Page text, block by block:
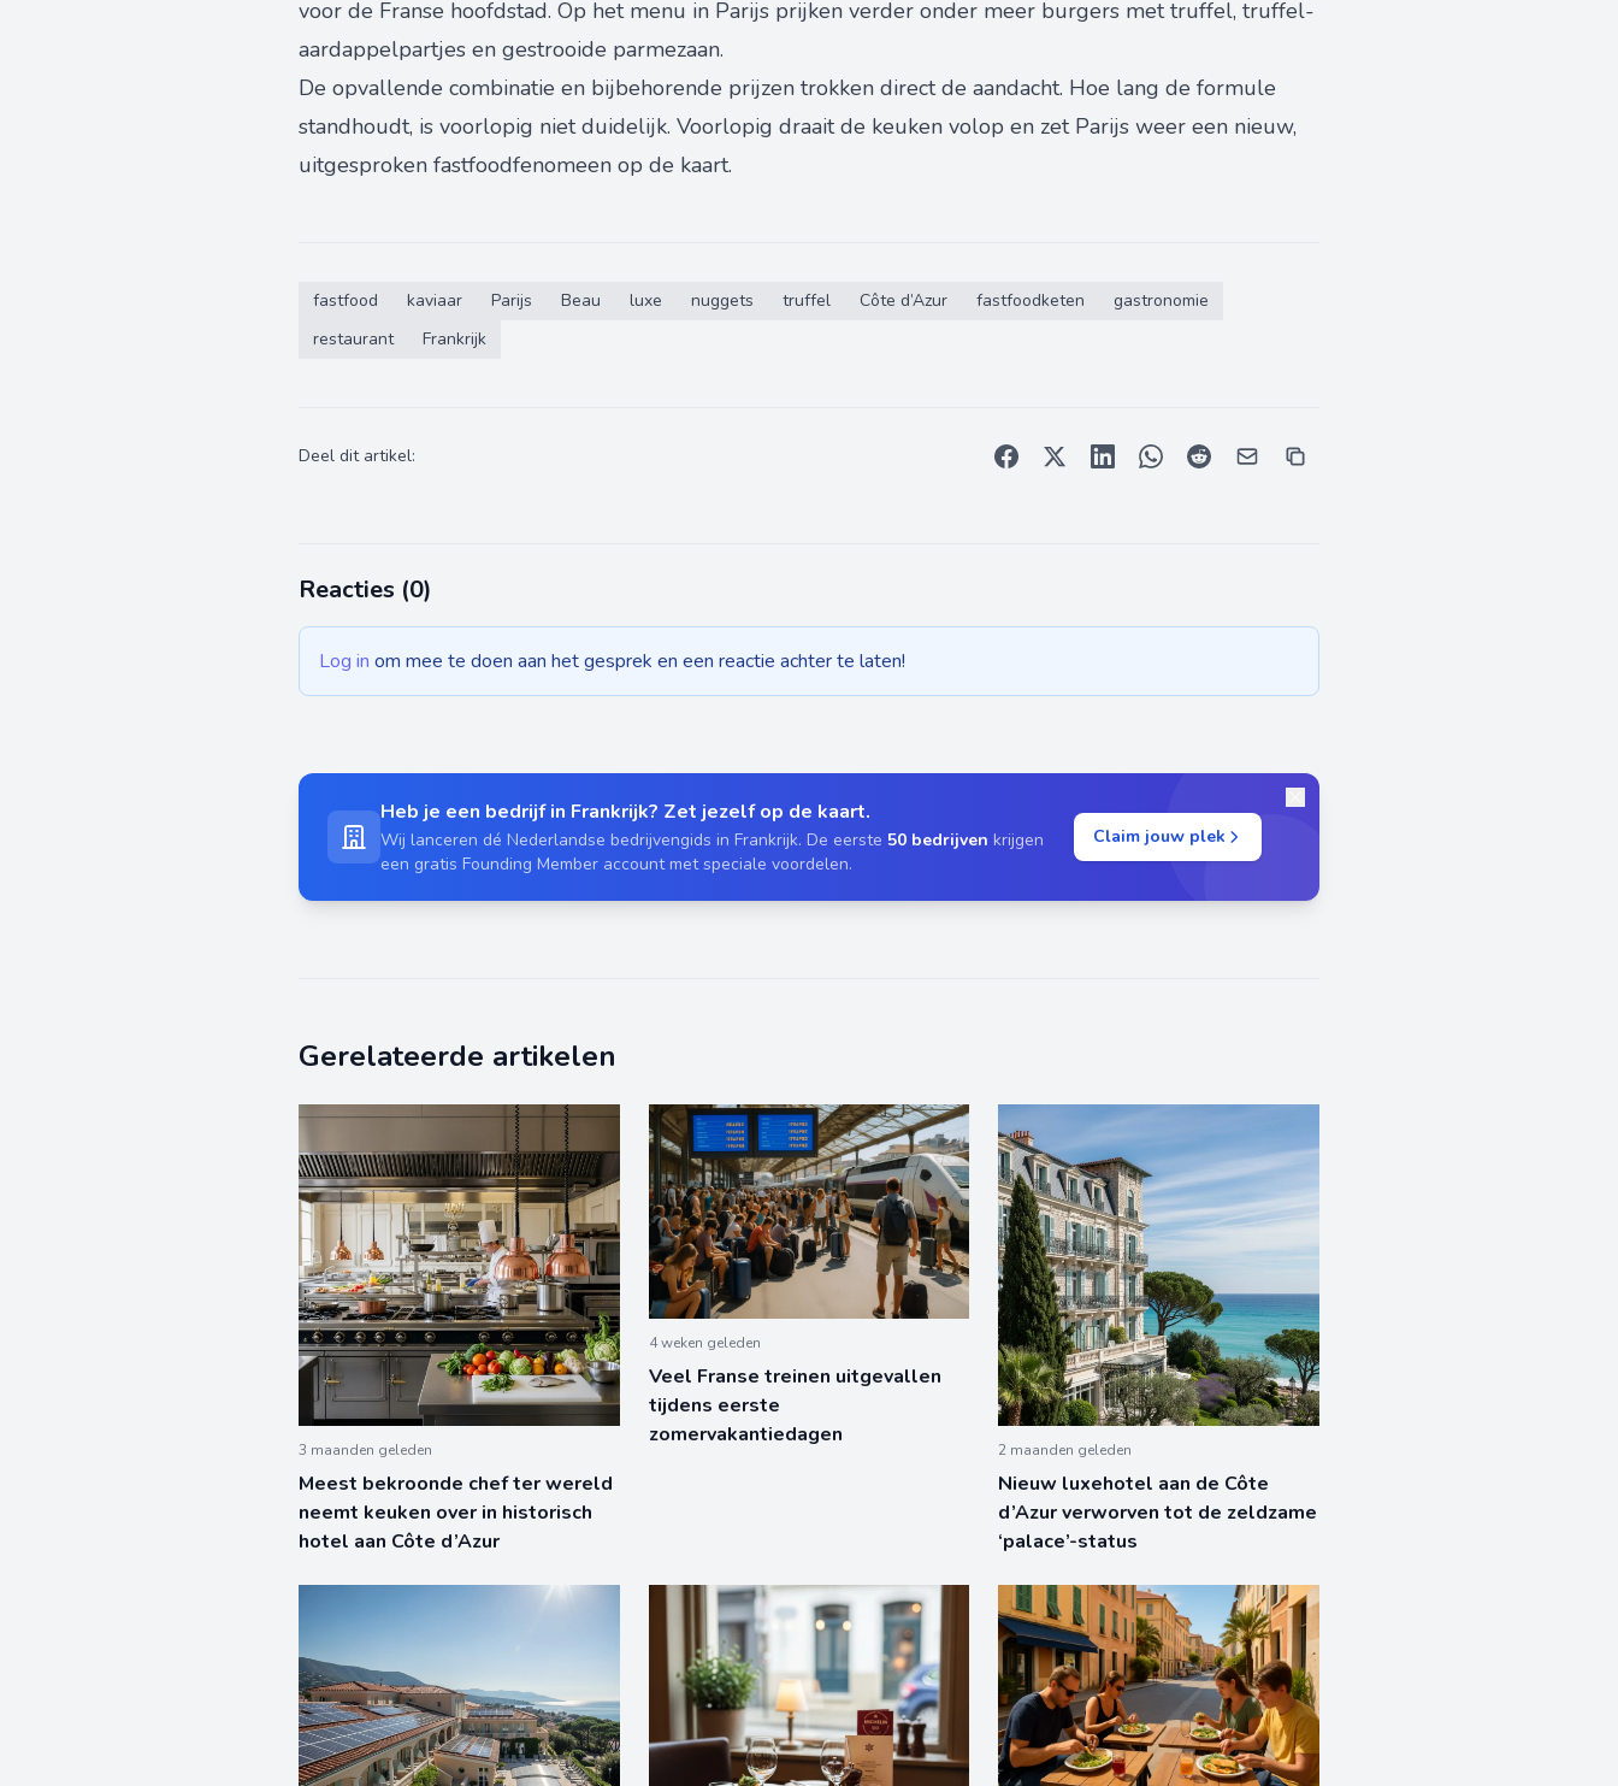
voor de Franse hoofdstad. Op het menu in Parijs prijken verder onder meer burgers met truffel, truffel-
aardappelpartjes en gestrooide parmezaan.
De opvallende combinatie en bijbehorende prijzen trokken direct de aandacht. Hoe lang de formule
standhoudt, is voorlopig niet duidelijk. Voorlopig draait de keuken volop en zet Parijs weer een nieuw,
uitgesproken fastfoodfenomeen op de kaart.
fastfood kaviaar Parijs Beau luxe nuggets truffel Côte d’Azur fastfoodketen
gastronomie
restaurant
Frankrijk
Deel dit artikel:
Reacties (0)
Log in om mee te doen aan het gesprek en een reactie achter te laten!
Heb je een bedrijf in Frankrijk? Zet jezelf op de kaart.
Wij lanceren dé Nederlandse bedrijvengids in Frankrijk. De eerste 50 bedrijven krijgen
een gratis Founding Member account met speciale voordelen.
Claim jouw plek
Gerelateerde artikelen
3 maanden geleden
Meest bekroonde chef ter wereld
neemt keuken over in historisch
hotel aan Côte d’Azur
4 weken geleden
Veel Franse treinen uitgevallen
tijdens eerste
zomervakantiedagen
2 maanden geleden
Nieuw luxehotel aan de Côte
d’Azur verworven tot de zeldzame
‘palace’-status